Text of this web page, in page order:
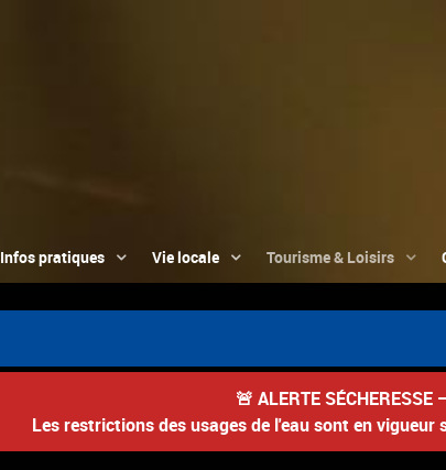
Infos pratiques Vie locale Tourisme & Loisirs
🚨 ALERTE SÉCHERESSE
Les restrictions des usages de l'eau sont en vigueur